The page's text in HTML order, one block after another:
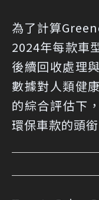
為了計算
2024年每款車
後續回收處理
數據對人類健
的綜合評估下
環保車款的頭銜